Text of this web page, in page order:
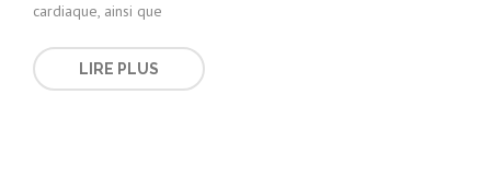
cardiaque, ainsi que
LIRE PLUS